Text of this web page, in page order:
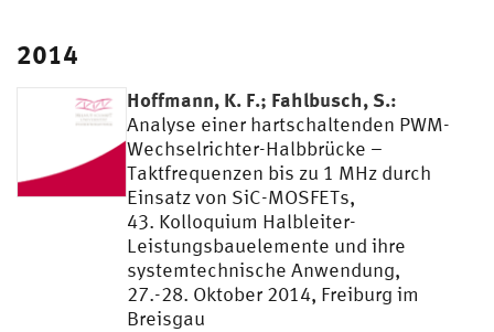
2014
Hoffmann, K. F.; Fahlbusch, S.:
Analyse einer hartschaltenden PWM-
Wechselrichter-Halbbrücke –
Taktfrequenzen bis zu 1 MHz durch
Einsatz von SiC-MOSFETs,
43. Kolloquium Halbleiter-
Leistungsbauelemente und ihre
systemtechnische Anwendung,
27.-28. Oktober 2014, Freiburg im
Breisgau